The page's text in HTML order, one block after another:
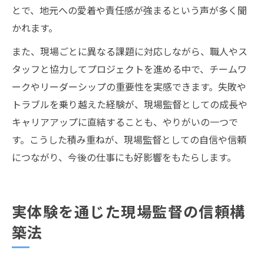
とで、地元への愛着や責任感が強まるという声が多く聞
かれます。
また、現場ごとに異なる課題に対応しながら、職人やス
タッフと協力してプロジェクトを進める中で、チームワ
ークやリーダーシップの重要性を実感できます。失敗や
トラブルを乗り越えた経験が、現場監督としての成長や
キャリアアップに直結することも、やりがいの一つで
す。こうした積み重ねが、現場監督としての自信や信頼
につながり、今後の仕事にも好影響をもたらします。
実体験を通じた現場監督の信頼構
築法